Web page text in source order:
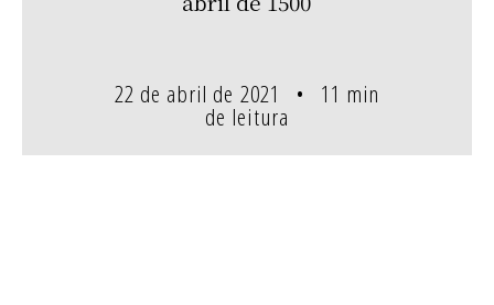
22 de abril de 2021 11 min
de leitura